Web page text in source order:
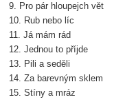
9. Pro pár hloupejch vět
10. Rub nebo líc
11. Já mám rád
12. Jednou to příjde
13. Pili a seděli
14. Za barevným sklem
15. Stíny a mráz